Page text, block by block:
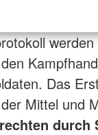
Das
Mittel und
durch